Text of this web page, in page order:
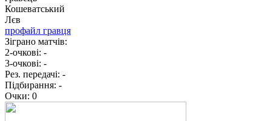
Кошеватський
Лєв
профайл гравця
Зіграно матчів:
2-очкові: -
3-очкові: -
Рез. передачі: -
Підбирання: -
Очки: 0